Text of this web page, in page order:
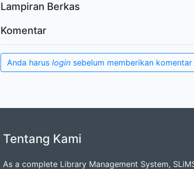
Lampiran Berkas
Komentar
Anda harus login sebelum memberikan komentar
Tentang Kami
As a complete Library Management System,